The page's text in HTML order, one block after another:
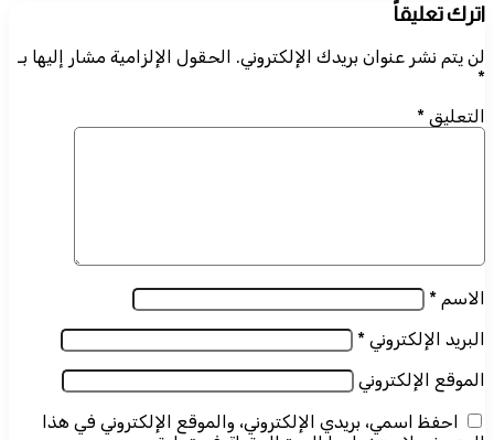
اترك تعليقاً
لن يتم نشر عنوان بريدك الإلكتروني. الحقول الإلزامية مشار إليها بـ
*
التعليق *
الاسم *
البريد الإلكتروني *
الموقع الإلكتروني
احفظ اسمي، بريدي الإلكتروني، والموقع الإلكتروني في هذا